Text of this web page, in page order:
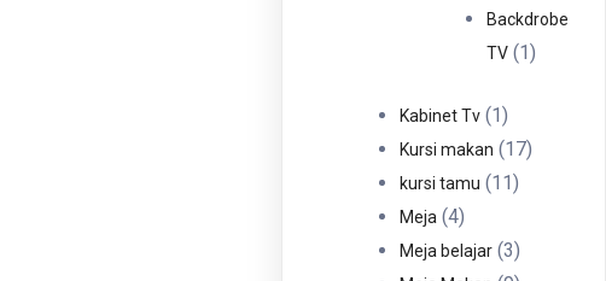
Produk
Backdrobe
TV
11
Kabinet Tv 11
Produk
Kursi makan 1717
kursi tamu 1111
Meja 44
Produk
Meja belajar 33